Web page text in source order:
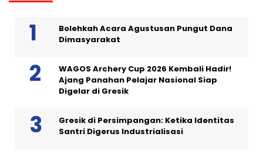
Bolehkah Acara Agustusan Pungut Dana
Dimasyarakat
WAGOS Archery Cup 2026 Kembali Hadir!
Ajang Panahan Pelajar Nasional Siap
Digelar di Gresik
Gresik di Persimpangan: Ketika Identitas
Santri Digerus Industrialisasi